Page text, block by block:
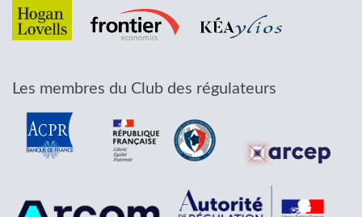
Les membres du Club des régulateurs